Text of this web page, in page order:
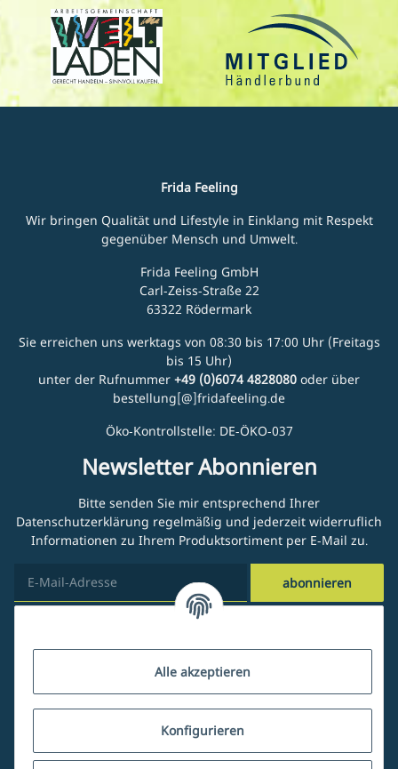
Alle akzeptieren
Konfigurieren
Frida Feeling
Wir bringen Qualität und Lifestyle in Einklang mit Respekt
gegenüber Mensch und Umwelt.
Frida Feeling GmbH
Carl-Zeiss-Straße 22
63322 Rödermark
Sie erreichen uns werktags von 08:30 bis 17:00 Uhr (Freitags
bis 15 Uhr)
unter der Rufnummer +49 (0)6074 4828080 oder über
bestellung[@]fridafeeling.de
Öko-Kontrollstelle: DE-ÖKO-037
Newsletter Abonnieren
Bitte senden Sie mir entsprechend Ihrer
Datenschutzerklärung regelmäßig und jederzeit widerruflich
Informationen zu Ihrem Produktsortiment per E-Mail zu.
abonnieren